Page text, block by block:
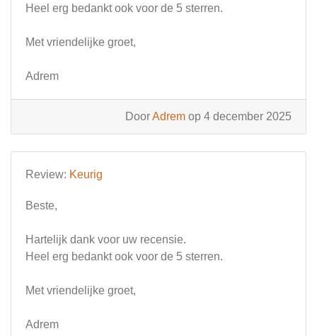
Heel erg bedankt ook voor de 5 sterren.
Met vriendelijke groet,
Adrem
DoorAdrem op 4 december 2025
Review: Keurig
Beste,
Hartelijk dank voor uw recensie.
Heel erg bedankt ook voor de 5 sterren.
Met vriendelijke groet,
Adrem